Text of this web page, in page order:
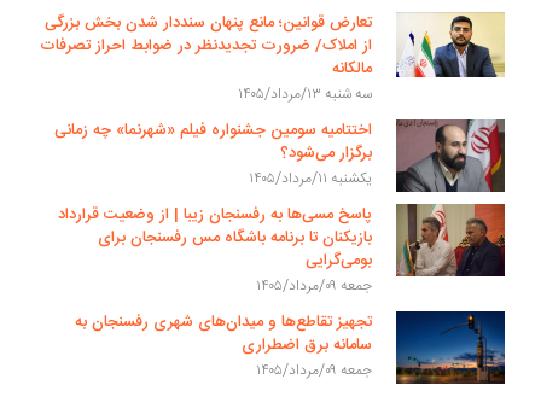
تعارض قوانین؛ مانع پنهان سنددار شدن بخش بزرگی
از املاک/ ضرورت تجدیدنظر در ضوابط احراز تصرفات
مالکانه
سه شنبه ۱۳/مرداد/۱۴۰۵
اختتامیه سومین جشنواره فیلم «شهرنما» چه زمانی
برگزار می‌شود؟
یکشنبه ۱۱/مرداد/۱۴۰۵
پاسخ مسی‌ها به رفسنجان زیبا | از وضعیت قرارداد
بازیکنان تا برنامه باشگاه مس رفسنجان برای
بومی‌گرایی
جمعه ۰۹/مرداد/۱۴۰۵
تجهیز تقاطع‌ها و میدان‌های شهری رفسنجان به
سامانه برق اضطراری
جمعه ۰۹/مرداد/۱۴۰۵